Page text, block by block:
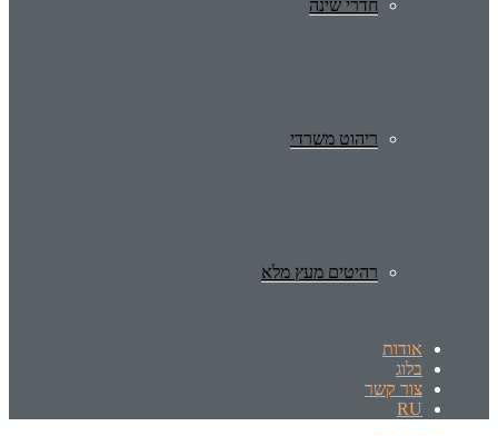
חדרי שינה
ריהוט משרדי
רהיטים מעץ מלא
אודות
בלוג
צור קשר
RU